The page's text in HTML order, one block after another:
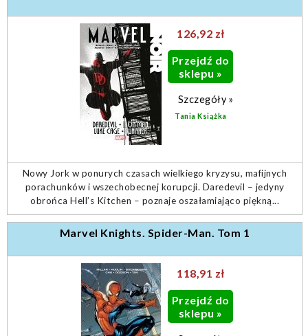
126,92 zł
Przejdź do
sklepu »
Szczegóły »
Tania Książka
Nowy Jork w ponurych czasach wielkiego kryzysu, mafijnych
porachunków i wszechobecnej korupcji. Daredevil – jedyny
obrońca Hell’s Kitchen – poznaje oszałamiająco piękną...
Marvel Knights. Spider-Man. Tom 1
118,91 zł
Przejdź do
sklepu »